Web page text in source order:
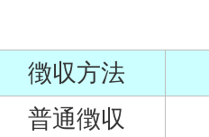
徴収方法
普通徴収